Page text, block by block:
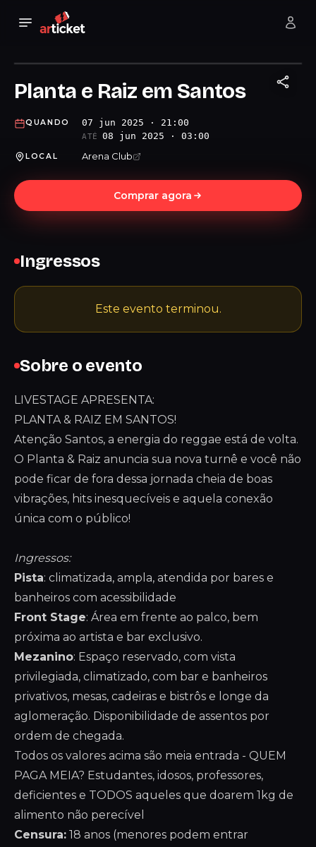
Planta e Raiz em Santos
QUANDO 07 jun 2025 · 21:00
ATÉ 08 jun 2025 · 03:00
LOCAL Arena Club
Comprar agora
Sobre o evento
LIVESTAGE APRESENTA:
PLANTA & RAIZ EM SANTOS!
Atenção Santos, a energia do reggae está de volta.
O Planta & Raiz anuncia sua nova turnê e você não
pode ficar de fora dessa jornada cheia de boas
vibrações, hits inesquecíveis e aquela conexão
única com o público!
Ingressos:
Pista: climatizada, ampla, atendida por bares e
banheiros com acessibilidade
Front Stage: Área em frente ao palco, bem
próxima ao artista e bar exclusivo.
Mezanino: Espaço reservado, com vista
privilegiada, climatizado, com bar e banheiros
privativos, mesas, cadeiras e bistrôs e longe da
aglomeração. Disponibilidade de assentos por
ordem de chegada.
Todos os valores acima são meia entrada - QUEM
PAGA MEIA? Estudantes, idosos, professores,
deficientes e TODOS aqueles que doarem 1kg de
alimento não perecível
Censura: 18 anos (menores podem entrar
Ingressos
Este evento terminou.